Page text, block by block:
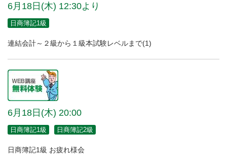
6月18日(木) 12:30より
日商簿記1級
連結会計～２級から１級本試験レベルまで(1)
6月18日(木) 20:00
日商簿記1級 日商簿記2級
日商簿記1級 お疲れ様会